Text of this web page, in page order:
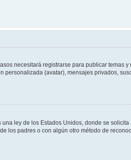
necesitará registrarse para publicar temas
(avatar), mensajes privados,
ley de los Estados Unidos, donde se
los padres o con algún otro método de